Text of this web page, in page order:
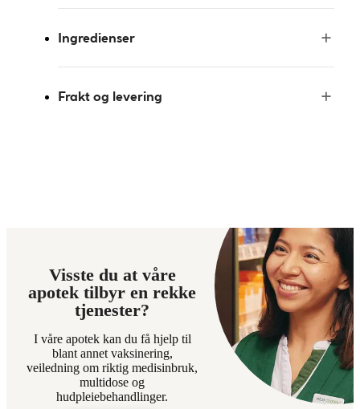
Ingredienser
Frakt og levering
Visste du at våre
apotek tilbyr en rekke
tjenester?
I våre apotek kan du få hjelp til
blant annet vaksinering,
veiledning om riktig medisinbruk,
multidose og
hudpleiebehandlinger.